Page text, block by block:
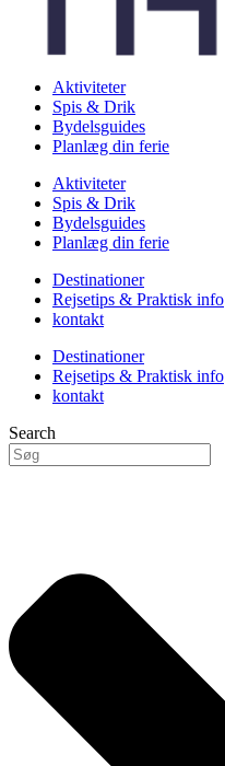
Aktiviteter
Spis & Drik
Bydelsguides
Planlæg din ferie
Aktiviteter
Spis & Drik
Bydelsguides
Planlæg din ferie
Destinationer
Rejsetips & Praktisk info
kontakt
Destinationer
Rejsetips & Praktisk info
kontakt
Search